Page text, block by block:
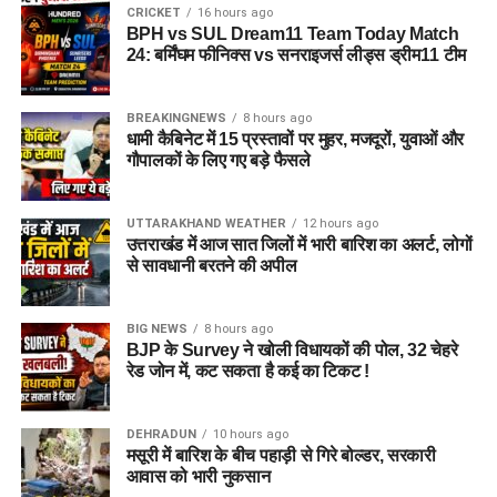
Team 1: Small League / Head-to-
Head Safe Team
Wicket-keeper:Tom Banton (VC)
Batters:James Vince, Joe Root, Sam Hain
All-Rounders:
Mitchell Santner
Bowlers:Trent Boult, Lockie Ferguson,
Mohammad Amir, Sam Cook
विश्लेषण:यह टीम स्मॉल लीग में
सुरक्षित पॉइंट्स सुनिश्चित करेगी,
क्योंकि इसमें टॉप-ऑर्डर के
बल्लेबाजों के साथ-साथ पूरे
F Sweet(बल्लेबाज)
GA Elwiss
A Surenkumar(ऑलराउंडर)
D Gregory(गेंदबाज)
A Stonehouse
M Taylor(गेंदबाज)
Trent Rockets Women (TRT-W)
Probable XI:
Nat Sciver-Brunt(कप्तान & ऑलराउंडर)
Grace Scrivens
Ashleigh Gardner(ऑलराउंडर)
Heather Graham
(ऑलराउंडर)
Hindi
Edgbastonकी पिच पारंपरिक रूप से तेज गेंदबाजों को शुरुआती ओवरों में
मदद देती है। नई गेंद अच्छी सीम और बाउंस प्रदान करती है, लेकिन जैसे-
जैसे मैच आगे बढ़ता है बल्लेबाज खुलकर रन बना सकते हैं।
पिच का प्रकार: Hard Pitch
तेज गेंदबाजों को शुरुआती मदद
बल्लेबाज सेट होने के बाद तेजी से रन बना सकते हैं
पहली पारी का औसत स्कोर लगभग 155 रन
Pitch Summary
Pitch Type
Hard Pitch
बल्लेबाजी
अच्छी
CRICKET 16 hours ago
BPH vs SUL Dream11 Team Today Match
24: बर्मिंघम फीनिक्स vs सनराइजर्स लीड्स ड्रीम11 टीम
BREAKINGNEWS 8 hours ago
धामी कैबिनेट में 15 प्रस्तावों पर मुहर, मजदूरों, युवाओं और
गौपालकों के लिए गए बड़े फैसले
UTTARAKHAND WEATHER 12 hours ago
उत्तराखंड में आज सात जिलों में भारी बारिश का अलर्ट, लोगों
से सावधानी बरतने की अपील
BIG NEWS 8 hours ago
BJP के Survey ने खोली विधायकों की पोल, 32 चेहरे
रेड जोन में, कट सकता है कई का टिकट !
DEHRADUN 10 hours ago
मसूरी में बारिश के बीच पहाड़ी से गिरे बोल्डर, सरकारी
आवास को भारी नुकसान